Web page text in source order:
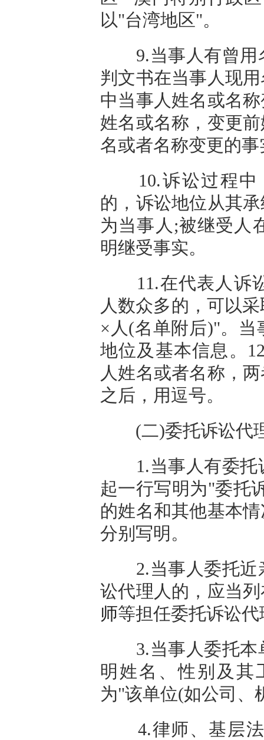
以"台湾地区"。
9.当事人有曾用
判文书在当事人现
中当事人姓名或名
姓名或名称，变更
名或者名称变更的
10.诉讼过程中
的，诉讼地位从其
为当事人;被继受人
明继受事实。
11.在代表人诉讼
人数众多的，可以
×人(名单附后)"。当
地位及基本信息。
人姓名或者名称，
之后，用逗号。
(二)委托诉讼代
1.当事人有委托
起一行写明为"委托
的姓名和其他基本
分别写明。
2.当事人委托近
讼代理人的，应当
师等担任委托诉讼
3.当事人委托本
明姓名、性别及其
为"该单位(如公司、
4.律师、基层法